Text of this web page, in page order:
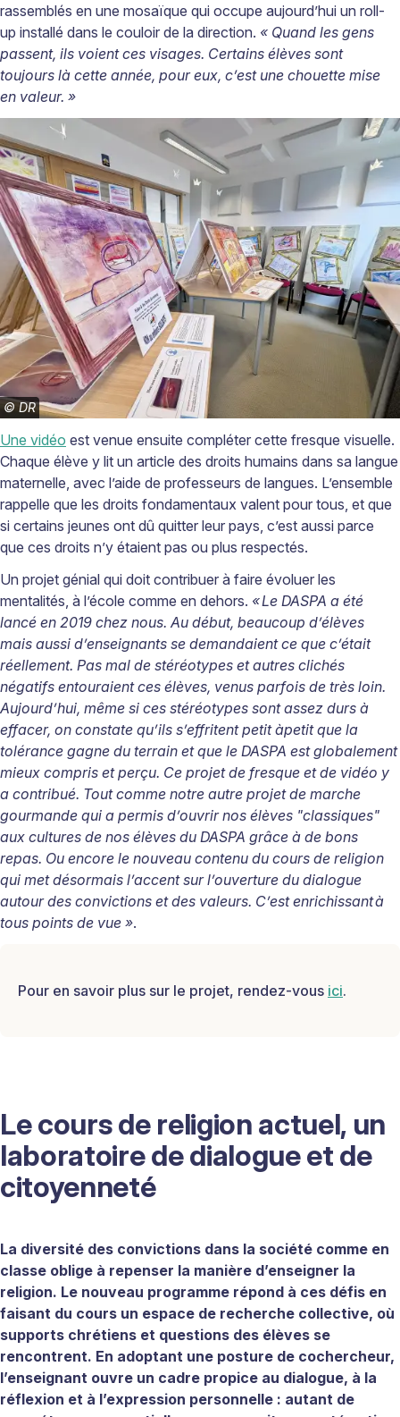
rassemblés en une mosaïque qui occupe aujourd’hui un roll-
up installé dans le couloir de la direction. « Quand les gens
passent, ils voient ces visages. Certains élèves sont
toujours là cette année, pour eux, c’est une chouette mise
en valeur. »
©DR
Une vidéo est venue ensuite compléter cette fresque visuelle.
Chaque élève y lit un article des droits humains dans sa langue
maternelle, avec l’aide de professeurs de langues. L’ensemble
rappelle que les droits fondamentaux valent pour tous, et que
si certains jeunes ont dû quitter leur pays, c’est aussi parce
que ces droits n’y étaient pas ou plus respectés.
Un projet génial qui doit contribuer à faire évoluer les
mentalités, à l’école comme en dehors. «Le DASPA a été
lancé en 2019 chez nous. Au début, beaucoup d’élèves
mais aussi d’enseignants se demandaient ce que c’était
réellement. Pas mal de stéréotypes et autres clichés
négatifs entouraient ces élèves, venus parfois de très loin.
Aujourd’hui, même si ces stéréotypes sont assez durs à
effacer, on constate qu’ils s’effritent petitàpetit que la
tolérance gagne du terrain et que le DASPA est globalement
mieux compris et perçu. Ce projet de fresque et de vidéo y
a contribué. Tout comme notre autre projet de marche
gourmande qui a permis d’ouvrir nos élèves "classiques"
aux cultures de nos élèves du DASPA grâce à de bons
repas. Ou encore le nouveau contenu du cours de religion
qui met désormais l’accent sur l’ouverture du dialogue
autour des convictions et des valeurs. C’est enrichissantà
tous points de vue ».
Pour en savoir plus sur le projet, rendez-vous ici.
Le cours de religion actuel, un
laboratoire de dialogue et de
citoyenneté
La diversité des convictions dans la société comme en
classe oblige à repenser la manière d’enseigner la
religion. Le nouveau programme répond à ces défis en
faisant du cours un espace de recherche collective, où
supports chrétiens et questions des élèves se
rencontrent. En adoptant une posture de cochercheur,
l’enseignant ouvre un cadre propice au dialogue, à la
réflexion et à l’expression personnelle : autant de